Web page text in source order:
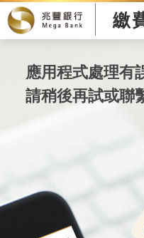
繳
應用程式處理有
請稍後再試或聯